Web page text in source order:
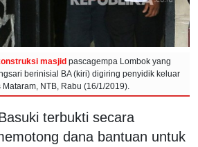
masjid pascagempa Lombok yang
berinisial BA (kiri) digiring penyidik keluar
NTB, Rabu (16/1/2019).
terbukti secara
dana bantuan untuk